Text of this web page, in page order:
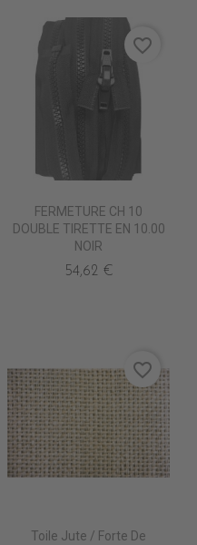
FERMETURE CH 10
DOUBLE TIRETTE EN 10.00
NOIR
54,62 €
favorite_border
Toile Jute / Forte De
favorite_border